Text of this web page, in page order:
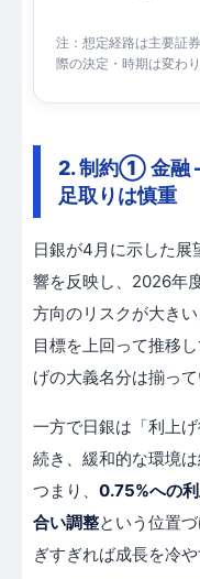
注：想定経路は主要証
際の決定・時期は変わり
2. 制約① 金融
足取りは慎重
日銀が4月に示した展
響を反映し、2026年
方向のリスクが大き
目標を上回って推移
げの大義名分は揃って
一方で日銀は「利上
続き、緩和的な環境
つまり、 0.75%への
合い調整という位置
ぎすぎれば成長を冷